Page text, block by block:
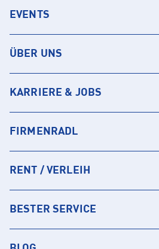
EVENTS
ÜBER UNS
KARRIERE & JOBS
FIRMENRADL
RENT / VERLEIH
BESTER SERVICE